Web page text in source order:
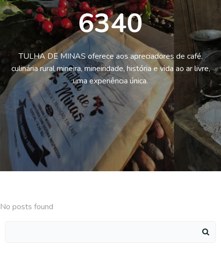
6340
TULHA DE MINAS oferece aos apreciadores de café,
culinária rural mineira, mineiridade, história e vida ao ar livre,
uma experiência única.
No posts found